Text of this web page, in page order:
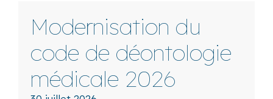
Modernisation du
code de déontologie
médicale 2026